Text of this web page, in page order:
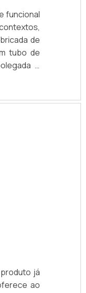
funcional
de
tubo de
e
Com
em
com o
a .
já
ao